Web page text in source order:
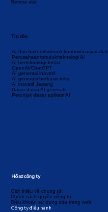
Semua alat
AI dan hukum/sistem/ekonomi/masyarakat
Perusahaan/produk/teknologi AI
AI berteknologi besar
OpenAI/ChatGPT
AI generasi inovatif
AI generasi berbasis teks
AI inovatif Jepang
Dasar-dasar AI generatif
Petunjuk dasar aplikasi AI
Tin tức
Giới thiệu về chúng tôi
Chính sách quyền riêng tư
Điều khoản sử dụng của trang web
Công ty điều hành
Hồ sơ công ty